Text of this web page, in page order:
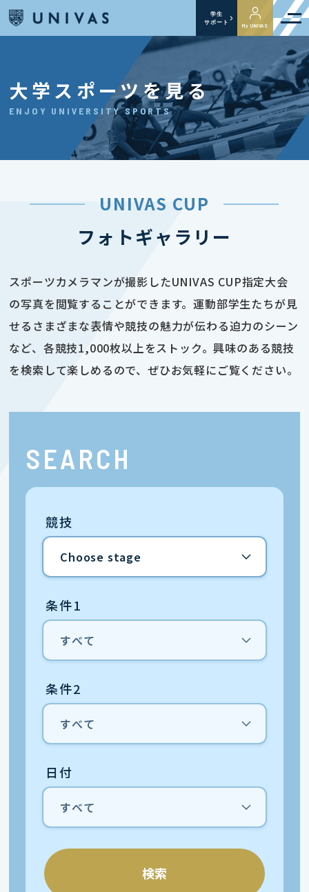
学生
サポート
My UNIVAS
大学スポーツを見る
ENJOY UNIVERSITY SPORTS
UNIVAS CUP
フォトギャラリー
スポーツカメラマンが撮影したUNIVAS CUP指定大会
の写真を閲覧することができます。運動部学生たちが見
せるさまざまな表情や競技の魅力が伝わる迫力のシーン
など、各競技1,000枚以上をストック。興味のある競技
を検索して楽しめるので、ぜひお気軽にご覧ください。
SEARCH
競技
条件1
条件2
日付
検索